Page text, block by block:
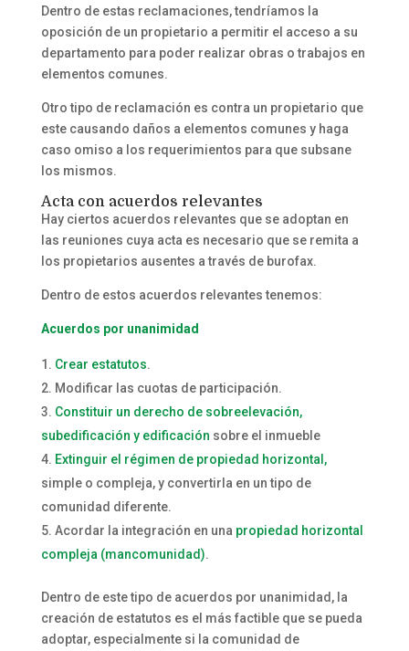
Dentro de estas reclamaciones, tendríamos la
oposición de un propietario a permitir el acceso a su
departamento para poder realizar obras o trabajos en
elementos comunes.
Otro tipo de reclamación es contra un propietario que
este causando daños a elementos comunes y haga
caso omiso a los requerimientos para que subsane
los mismos.
Acta con acuerdos relevantes
Hay ciertos acuerdos relevantes que se adoptan en
las reuniones cuya acta es necesario que se remita a
los propietarios ausentes a través de burofax.
Dentro de estos acuerdos relevantes tenemos:
Acuerdos por unanimidad
Crear estatutos.
Modificar las cuotas de participación.
Constituir un derecho de sobreelevación,
subedificación y edificación sobre el inmueble
Extinguir el régimen de propiedad horizontal,
simple o compleja, y convertirla en un tipo de
comunidad diferente.
Acordar la integración en una propiedad horizontal
compleja (mancomunidad).
Dentro de este tipo de acuerdos por unanimidad, la
creación de estatutos es el más factible que se pueda
adoptar, especialmente si la comunidad de